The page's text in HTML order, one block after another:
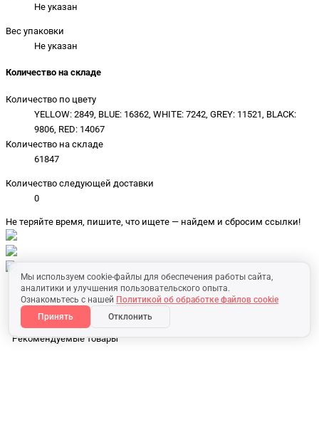
Мы используем cookie-файлы для обеспечения работы сайта,
аналитики и улучшения пользовательского опыта.
Ознакомьтесь с нашей Политикой об обработке файлов cookie
Принять
Отклонить
Не указан
Вес упаковки
Не указан
Количество на складе
Количество по цвету
YELLOW: 2849, BLUE: 16362, WHITE: 7242, GREY: 11521, BLACK:
9806, RED: 14067
Количество на складе
61847
Количество следующей доставки
0
Не теряйте время, пишите, что ищете — найдем и сбросим ссылки!
Рекомендуемые товары